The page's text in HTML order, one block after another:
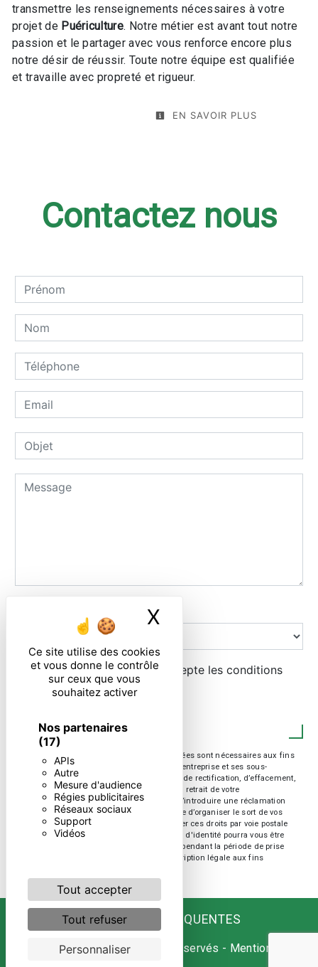
Ce site utilise des cookies
et vous donne le contrôle
sur ceux que vous
souhaitez activer
Nos partenaires
(17)
APIs
Autre
Mesure d'audience
Régies publicitaires
Réseaux sociaux
Support
Vidéos
Tout accepter
Tout refuser
Personnaliser
X Masquer le
transmettre les renseignements nécessaires à votre
projet de Puériculture. Notre métier est avant tout notre
passion et le partager avec vous renforce encore plus
notre désir de réussir. Toute notre équipe est qualifiée
et travaille avec propreté et rigueur.
EN SAVOIR PLUS
Contactez nous
Combien font six plus dix
En cochant cette case, j'accepte les conditions
particulières ci-dessous **
** Les données personnelles communiquées sont nécessaires aux fins
de vous contacter. Elles sont destinées à l'entreprise et ses sous-
traitants. Vous disposez de droits d’accès, de rectification, d’effacement,
de portabilité, de limitation, d’opposition, de retrait de votre
consentement à tout moment et du droit d’introduire une réclamation
auprès d’une autorité de contrôle, ainsi que d’organiser le sort de vos
données post-mortem. Vous pouvez exercer ces droits par voie postale
ou par courrier électronique. Un justificatif d'identité pourra vous être
demandé. Nous conservons vos données pendant la période de prise
de contact puis pendant la durée de prescription légale aux fins
RECHERCHES FRÉQUENTES
Vistalid- 2026 - Tous droits réservés - Mentions